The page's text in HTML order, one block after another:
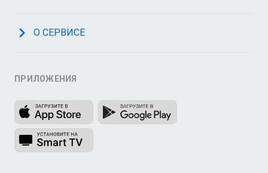
О СЕРВИСЕ
ПРИЛОЖЕНИЯ